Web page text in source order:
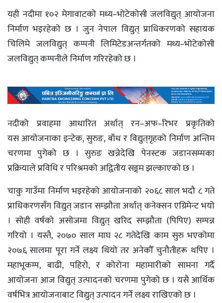
यही नदीमा १०२ मेगावाटको मध्य–भोटेकोसी जलविद्युत् आयोजना
निर्माण भइरहेको छ । जुन नेपाल विद्युत् प्राधिकरणको सहायक
चिलिमे जलविद्युत् कम्पनी लिमिटेडअन्तर्गतको मध्य–भोटेकोसी
जलविद्युत् कम्पनीले निर्माण गरिरहेको छ ।
नदीको प्रवाहमा आधारित अर्थात् रन–अफ–रिभर प्रकृतिको
यस आयोजनाका इन्टेक, सुरुङ, बाँध र विद्युत्‌गृहको निर्माण अन्तिम
चरणमा पुगेको छ । सुरुङ खन्नेदेखि पेनस्टक जडानसम्मका
प्रक्रियाले प्रविधि र परिश्रमको अद्वितीय सङ्गम झल्काएको छ ।
चाकु गाउँमा निर्माण भइरहेको आयोजनाको २०६८ साल भदौ ८ गते
प्राधिकरणसँग विद्युत् जडान सम्झौता अर्थात् कनेक्सन एग्रिमेन्ट भयो
। सोही वर्षको असोजमा विद्युत् खरिद सम्झौता (पिपिए) सम्पन्न
गरियो । यस्तै, २०७० साल माघ २८ गतेदेखि काम सुरु भएकोमा
२०७६ सालमा पूरा गर्ने लक्ष्य थियो तर अनेकौँ चुनौतीहरू थपिए ।
महाभूकम्प, बाढी, पहिरो, र कोरोना महामारीको सामना गर्दै
आयोजना आज विद्युत् उत्पादनको चरणमा पुगेको छ । यसै आर्थिक
वर्षभित्र आयोजनाबाट विद्युत् उत्पादन गर्ने लक्ष्य राखिएको छ ।